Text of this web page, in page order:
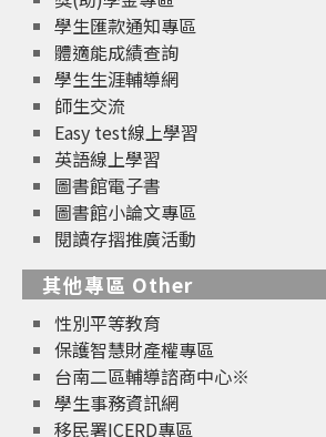
學生匯款通知專區
體適能成績查詢
學生生涯輔導網
師生交流
Easy test線上學習
英語線上學習
圖書館電子書
圖書館小論文專區
閱讀存摺推廣活動
其他專區 Other
性別平等教育
保護智慧財產權專區
台南二區輔導諮商中心※
學生事務資訊網
移民署ICERD專區